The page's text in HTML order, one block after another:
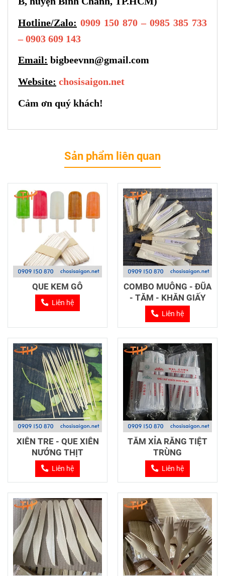
Hotline/Zalo: 0909 150 870 – 0985 385 733
– 0903 609 143
Email: bigbeevnn@gmail.com
Website: chosisaigon.net
Cảm ơn quý khách!
Sản phẩm liên quan
QUE KEM GỖ
Liên hệ
COMBO MUỖNG - ĐŨA
- TĂM - KHĂN GIẤY
Liên hệ
XIÊN TRE - QUE XIÊN
NƯỚNG THỊT
Liên hệ
TĂM XỈA RĂNG TIỆT
TRÙNG
Liên hệ